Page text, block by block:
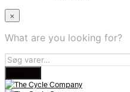
×
What are you looking for?